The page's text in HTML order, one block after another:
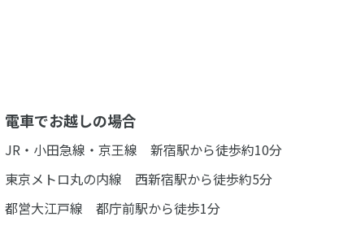
電車でお越しの場合
JR・小田急線・京王線 新宿駅から徒歩約10分
東京メトロ丸の内線 西新宿駅から徒歩約5分
都営大江戸線 都庁前駅から徒歩1分